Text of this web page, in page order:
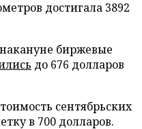
достигала 3892
биржевые
до 676 долларов
сентябрьских
в 700 долларов.